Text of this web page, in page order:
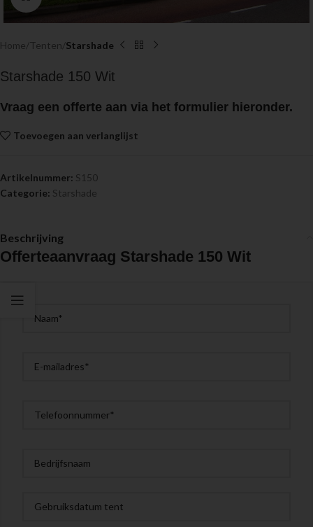
Home Tenten Starshade
Starshade 150 Wit
Vraag een offerte aan via het formulier hieronder.
Toevoegen aan verlanglijst
Artikelnummer: S150
Categorie: Starshade
Beschrijving
Offerteaanvraag Starshade 150 Wit